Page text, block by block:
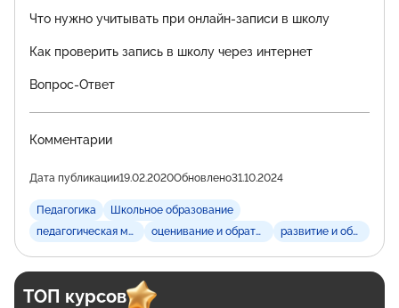
Что нужно учитывать при онлайн-записи в школу
Как проверить запись в школу через интернет
Вопрос-Ответ
Комментарии
Дата публикации19.02.2020Обновлено31.10.2024
Педагогика
Школьное образование
педагогическая методикаоценивание и обратная связьразвитие и обучение
ТОП курсов